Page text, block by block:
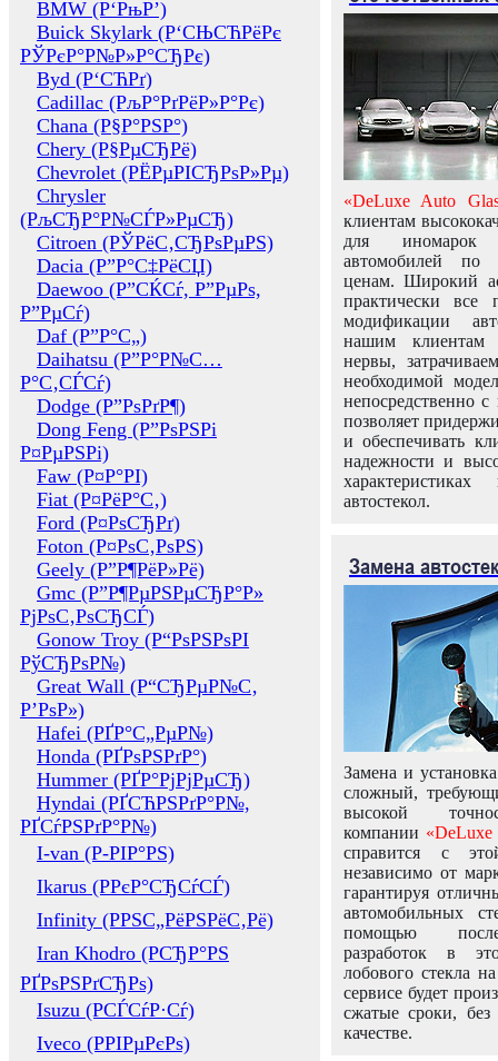
BMW (Р‘РњР’)
Buick Skylark (Р‘СЊСЋРёРє
РЎРєР°Р№Р»Р°СЂРє)
Byd (Р‘СЋРґ)
Cadillac (РљР°РґРёР»Р°Рє)
Chana (Р§Р°РЅР°)
Chery (Р§РµСЂРё)
Chevrolet (РЁРµРІСЂРѕР»Рµ)
Chrysler
(РљСЂР°Р№СЃР»РµСЂ)
Citroen (РЎРёС‚СЂРѕРµРЅ)
Dacia (Р”Р°С‡РёСЏ)
Daewoo (Р”СЌСѓ, Р”РµРѕ,
Р”РµСѓ)
Daf (Р”Р°С„)
Daihatsu (Р”Р°Р№С…
Р°С‚СЃСѓ)
Dodge (Р”РѕРґР¶)
Dong Feng (Р”РѕРЅРі
Р¤РµРЅРі)
Faw (Р¤Р°РІ)
Fiat (Р¤РёР°С‚)
Ford (Р¤РѕСЂРґ)
Foton (Р¤РѕС‚РѕРЅ)
Geely (Р”Р¶РёР»Рё)
Gmc (Р”Р¶РµРЅРµСЂР°Р»
РјРѕС‚РѕСЂСЃ)
Gonow Troy (Р“РѕРЅРѕРІ
РўСЂРѕР№)
Great Wall (Р“СЂРµР№С‚
Р’РѕР»)
Hafei (РҐР°С„РµР№)
Honda (РҐРѕРЅРґР°)
Hummer (РҐР°РјРјРµСЂ)
Hyndai (РҐСЋРЅРґР°Р№,
РҐСѓРЅРґР°Р№)
I-van (Р-РІР°РЅ)
Ikarus (РРєР°СЂСѓСЃ)
Infinity (РРЅС„РёРЅРёС‚Рё)
Iran Khodro (РСЂР°РЅ
РҐРѕРЅРґСЂРѕ)
Isuzu (РСЃСѓР·Сѓ)
Iveco (РРІРµРєРѕ)
«DeLuxe Auto
клиентам
для иномарок
автомобилей
ценам. Широкий
практически все
модификации
нашим клиентам
нервы,
необходимой
непосредственно
позволяет
и обеспечивать
надежности и
автостекол.
Замена
Замена и
сложный,
высокой
компании «DeLuxe
справится с
независимо от
гарантируя
автомобильных
помощью
разработок в
лобового стекла
сервисе будет
сжатые сроки,
качестве.